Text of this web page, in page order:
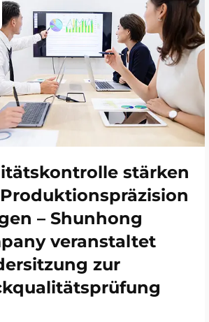
stärken
– Shunhong
veranstaltet
zur